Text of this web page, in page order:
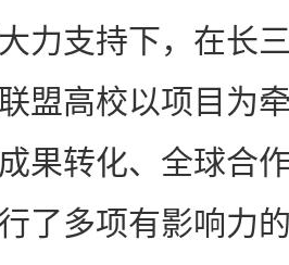
力支持下，在长
盟高校以项目为
果转化、全球合
了多项有影响力